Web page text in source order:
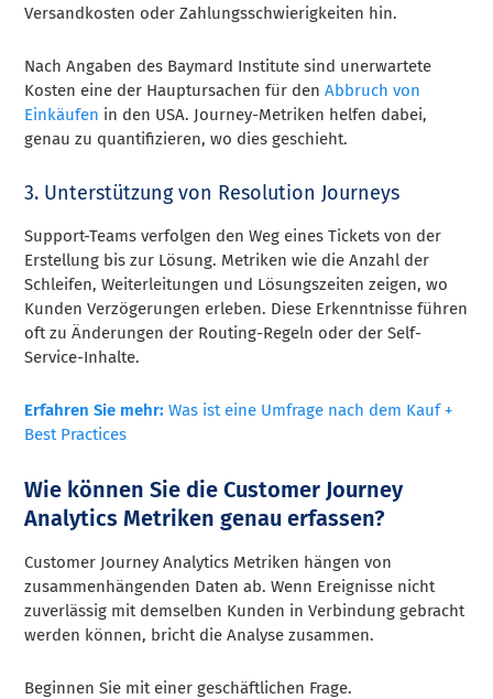
Versandkosten oder Zahlungsschwierigkeiten hin.
Nach Angaben des Baymard Institute sind unerwartete
Kosten eine der Hauptursachen für denAbbruch von
Einkäufen in den USA. Journey-Metriken helfen dabei,
genau zu quantifizieren, wo dies geschieht.
3. Unterstützung von Resolution Journeys
Support-Teams verfolgen den Weg eines Tickets von der
Erstellung bis zur Lösung. Metriken wie die Anzahl der
Schleifen, Weiterleitungen und Lösungszeiten zeigen, wo
Kunden Verzögerungen erleben. Diese Erkenntnisse führen
oft zu Änderungen der Routing-Regeln oder der Self-
Service-Inhalte.
Erfahren Sie mehr:Was ist eine Umfrage nach dem Kauf +
Best Practices
Wie können Sie die Customer Journey
Analytics Metriken genau erfassen?
Customer Journey Analytics Metriken hängen von
zusammenhängenden Daten ab. Wenn Ereignisse nicht
zuverlässig mit demselben Kunden in Verbindung gebracht
werden können, bricht die Analyse zusammen.
Beginnen Sie mit einer geschäftlichen Frage.